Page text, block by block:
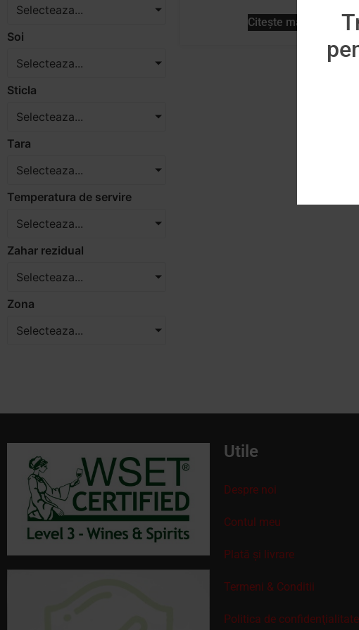
Selecteaza...
Soi
Selecteaza...
Sticla
Selecteaza...
Tara
Selecteaza...
Temperatura de servire
Selecteaza...
Zahar rezidual
Selecteaza...
Zona
Selecteaza...
Citește mai mult
Utile
Despre noi
Contul meu
Plată și livrare
Termeni & Conditii
Politica de confidenţialitate